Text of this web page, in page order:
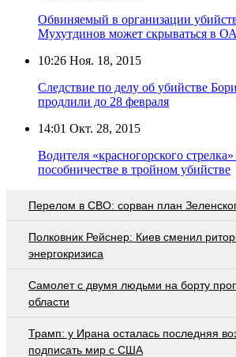
Обвиняемый в организации
Мухутдинов может скрываться в
10:26 Ноя. 18, 2015
Следствие по делу об убийстве
продлили до 28 февраля
14:01 Окт. 28, 2015
Водителя «красногорского
пособничестве в тройном убийстве
Перелом в СВО: сорван план
Полковник Рейснер: Киев сменил
энергокризиса
Самолет с двумя людьми на борту
области
Трамп: у Ирана осталась последняя
подписать мир с США